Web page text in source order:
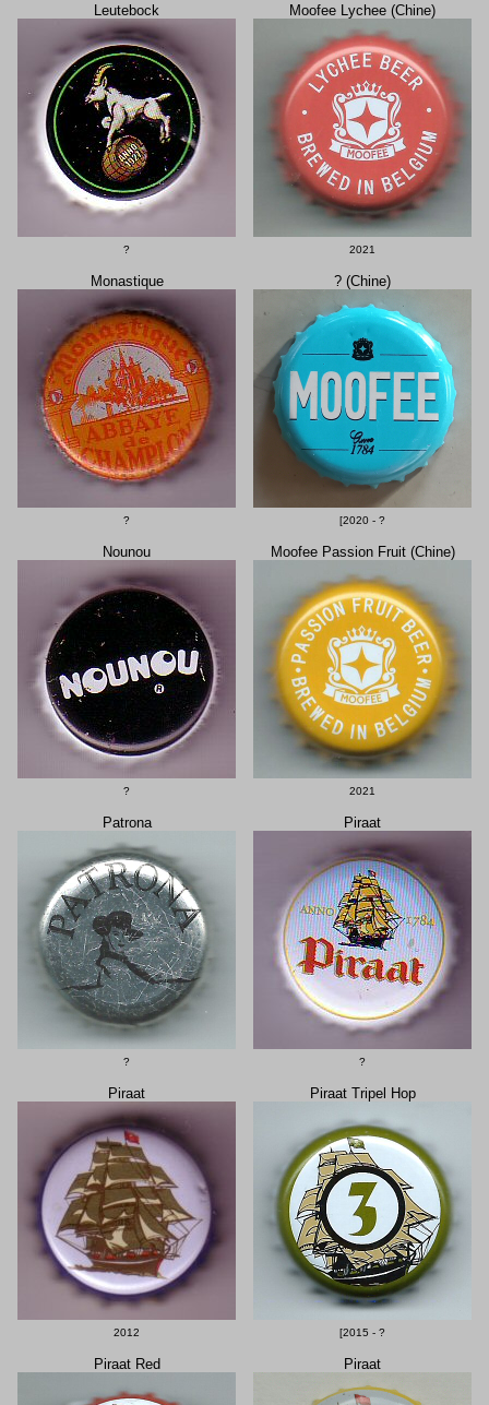
Leutebock
?
Moofee Lychee (Chine)
2021
Monastique
?
? (Chine)
[2020 - ?
Nounou
?
Moofee Passion Fruit (Chine)
2021
Patrona
?
Piraat
?
Piraat
2012
Piraat Tripel Hop
[2015 - ?
Piraat Red Piraat